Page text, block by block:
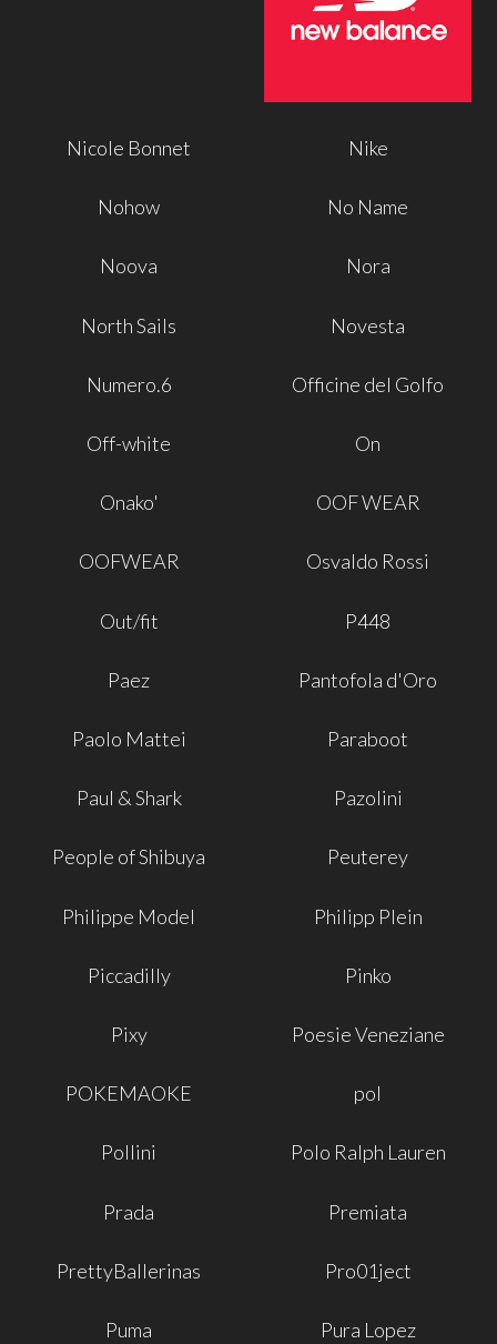
Nicole Bonnet Nike
Nohow No Name
Noova Nora
North Sails Novesta
Numero.6 Officine del Golfo
Off-white On
Onako' OOF WEAR
OOFWEAR Osvaldo Rossi
Out/fit P448
Paez Pantofola d'Oro
Paolo Mattei Paraboot
Paul & Shark Pazolini
People of Shibuya Peuterey
Philippe Model Philipp Plein
Piccadilly Pinko
Pixy Poesie Veneziane
POKEMAOKE pol
Pollini Polo Ralph Lauren
Prada Premiata
PrettyBallerinas Pro01ject
Puma Pura Lopez